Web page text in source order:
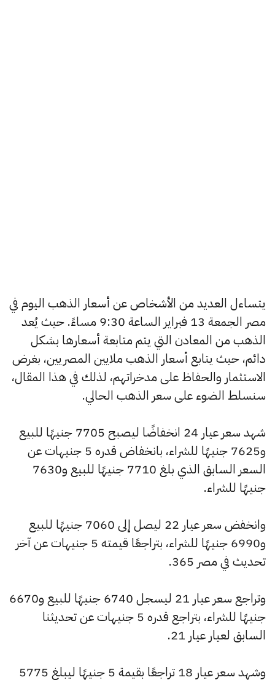
يتساءل العديد من الأشخاص عن أسعار الذهب اليوم في
مصر الجمعة 13 فبراير الساعة 9:30 مساءً. حيث يُعد
الذهب من المعادن التي يتم متابعة أسعارها بشكل
دائم، حيث يتابع أسعار الذهب ملايين المصريين، بغرض
الاستثمار والحفاظ على مدخراتهم، لذلك في هذا المقال،
سنسلط الضوء على سعر الذهب الحالي.
شهد سعر عيار 24 انخفاضًا ليصبح 7705 جنيهًا للبيع
و7625 جنيهًا للشراء، بانخفاض قدره 5 جنيهات عن
السعر السابق الذي بلغ 7710 جنيهًا للبيع و7630
جنيهًا للشراء.
وانخفض سعر عيار 22 ليصل إلى 7060 جنيهًا للبيع
و6990 جنيهًا للشراء، بتراجعًا قيمته 5 جنيهات عن آخر
تحديث في مصر 365.
وتراجع سعر عيار 21 ليسجل 6740 جنيهًا للبيع و6670
جنيهًا للشراء، بتراجع قدره 5 جنيهات عن تحديثنا
السابق لعيار عيار 21.
وشهد سعر عيار 18 تراجعًا بقيمة 5 جنيهًا ليبلغ 5775